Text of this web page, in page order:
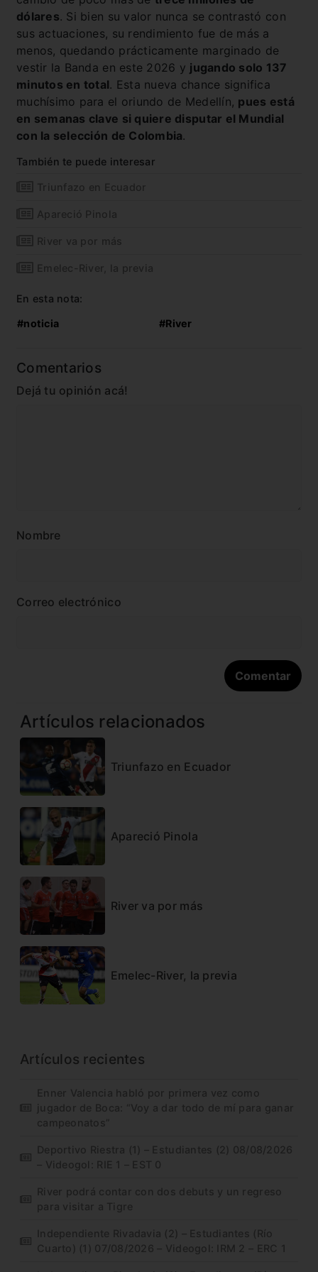
dólares. Si bien su valor nunca se contrastó con
sus actuaciones, su rendimiento fue de más a
menos, quedando prácticamente marginado de
vestir la Banda en este 2026 y jugando solo 137
minutos en total. Esta nueva chance significa
muchísimo para el oriundo de Medellín, pues está
en semanas clave si quiere disputar el Mundial
con la selección de Colombia.
También te puede interesar
Triunfazo en Ecuador
Apareció Pinola
River va por más
Emelec-River, la previa
En esta nota:
#noticia #River
Comentarios
Dejá tu opinión acá!
Nombre
Correo electrónico
Artículos relacionados
Triunfazo en Ecuador
Apareció Pinola
River va por más
Emelec-River, la previa
Artículos recientes
Enner Valencia habló por primera vez como
jugador de Boca: “Voy a dar todo de mí para ganar
campeonatos”
Deportivo Riestra (1) – Estudiantes (2) 08/08/2026
– Videogol: RIE 1 – EST 0
River podrá contar con dos debuts y un regreso
para visitar a Tigre
Independiente Rivadavia (2) – Estudiantes (Río
Cuarto) (1) 07/08/2026 – Videogol: IRM 2 – ERC 1